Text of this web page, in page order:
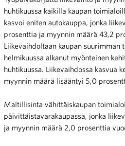
huhtikuussa kaikilla kaupan
kasvoi eniten autokauppa, jonka
prosenttia ja myynnin määrä 43,2
Liikevaihdoltaan kaupan suurimman
helmikuussa alkanut myönteinen
huhtikuussa. Liikevaihdossa kasvua
myynnin määrä lisääntyi 5,0
Maltillisinta vähittäiskaupan
päivittäistavarakaupassa, jonka
ja myynnin määrä 2,0 prosenttia